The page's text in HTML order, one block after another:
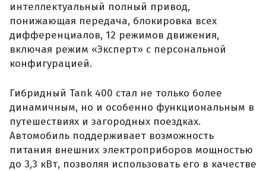
интеллектуальный полный привод,
понижающая передача, блокировка всех
дифференциалов, 12 режимов движения,
включая режим «Эксперт» с персональной
конфигурацией.
Гибридный Tank 400 стал не только более
динамичным, но и особенно функциональным в
путешествиях и загородных поездках.
Автомобиль поддерживает возможность
питания внешних электроприборов мощностью
до 3,3 кВт, позволяя использовать его в качестве